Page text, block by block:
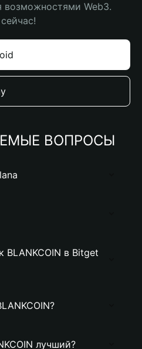
возможностями Web3.
ВОПРОСЫ
BLANKCOIN в Bitget
лучший?